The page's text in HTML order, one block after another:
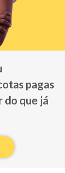
pagas
do que já